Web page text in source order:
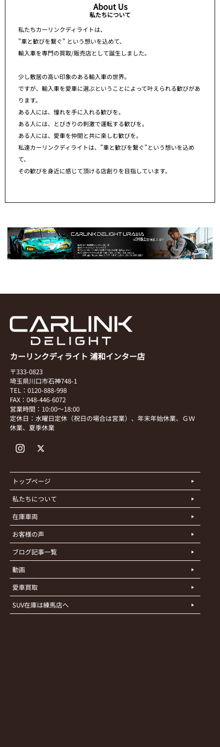
About Us
私たちについて
私たちカーリンクディライトは、
”車と歓びを繋ぐ” という想いを込めて、
輸入車を専門の買取/販売店として誕生しました。
少し敷居の高い印象のある輸入車の世界。
ですが、輸入車を愛車に選ぶということによって叶えられる歓びがあ
ります。
ある人には、憧れを手に入れる歓びを。
ある人には、とびきりの刺激で運転する歓びを。
ある人には、愛車を仲間と共に楽しむ歓びを。
私達カーリンクディライトは、”車と歓びを繋ぐ”という想いを込め
て、
その歓びを身近に感じて頂ける店創りを目指しています。
カーリンクディライト 浦和インター店
〒333-0823
埼玉県川口市石神748-1
TEL：0120-888-998
FAX：048-446-6072
営業時間：10:00～18:00
定休日：水曜日定休（祝日の場合は営業）、年末年始休業、ＧＷ
休業、夏季休業
トップページ
私たちについて
在庫車両
お客様の声
ブログ記事一覧
動画
愛車買取
SUV在庫は練馬店へ